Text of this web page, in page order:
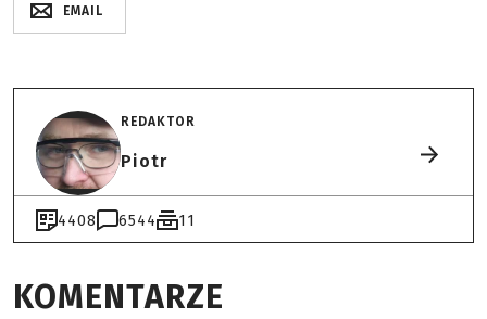
EMAIL
REDAKTOR
Piotr
4408 6544 11
KOMENTARZE